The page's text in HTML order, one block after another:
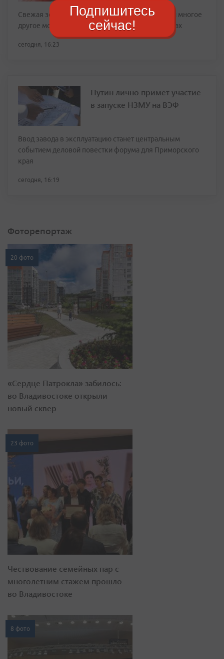
Свежая зелень, картофель, помидоры, огурцы и многое
другое можно будет найти на торговых прилавках
сегодня, 16:23
Путин лично примет участие
в запуске НЗМУ на ВЭФ
Ввод завода в эксплуатацию станет центральным
событием деловой повестки форума для Приморского
края
сегодня, 16:19
Фоторепортаж
20 фото
«Сердце Патрокла» забилось:
во Владивостоке открыли
новый сквер
23 фото
Чествование семейных пар с
многолетним стажем прошло
во Владивостоке
8 фото
Подпишитесь
сейчас!